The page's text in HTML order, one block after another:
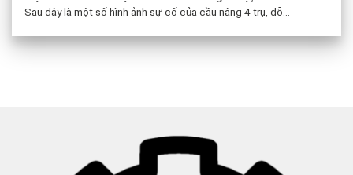
Sau đây là một số hình ảnh sự cố của cầu nâng 4 trụ, đỗ...